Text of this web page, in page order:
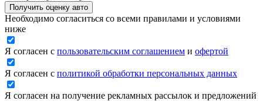
Получить оценку авто
Необходимо согласиться со всеми правилами и условиями
ниже
Я согласен с пользовательским соглашением и офертой
Я согласен с политикой обработки персональных данных
Я согласен на получение рекламных рассылок и предложений